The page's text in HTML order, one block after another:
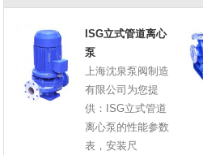
ISG立式管道离心
泵
上海沈泉泵阀制造
有限公司为您提
供：ISG立式管道
离心泵的性能参数
表，安装尺